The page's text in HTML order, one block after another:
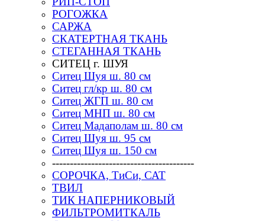
РОГОЖКА
САРЖА
СКАТЕРТНАЯ ТКАНЬ
СТЕГАННАЯ ТКАНЬ
СИТЕЦ г. ШУЯ
Ситец Шуя ш. 80 см
Ситец гл/кр ш. 80 см
Ситец ЖГП ш. 80 см
Ситец МНП ш. 80 см
Ситец Мадаполам ш. 80 см
Ситец Шуя ш. 95 см
Ситец Шуя ш. 150 см
----------------------------------------
СОРОЧКА, ТиСи, САТ
ТВИЛ
ТИК НАПЕРНИКОВЫЙ
ФИЛЬТРОМИТКАЛЬ